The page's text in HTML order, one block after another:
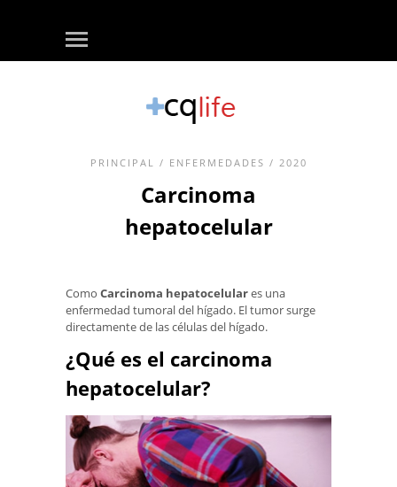
PRINCIPAL / ENFERMEDADES / 2020
Carcinoma
hepatocelular
Como Carcinoma hepatocelulares una
enfermedad tumoral del hígado. El tumor surge
directamente de las células del hígado.
¿Qué es el carcinoma
hepatocelular?